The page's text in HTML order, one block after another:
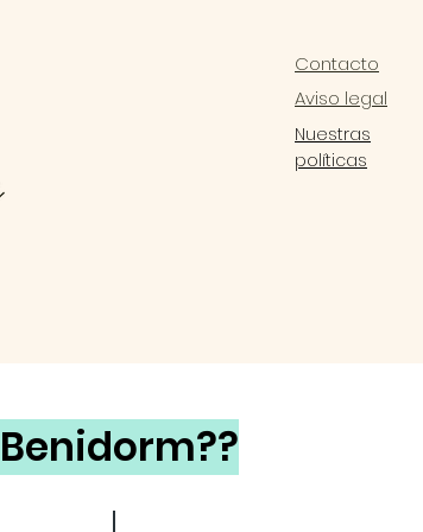
Contacto
Aviso legal
Nuestras
políticas